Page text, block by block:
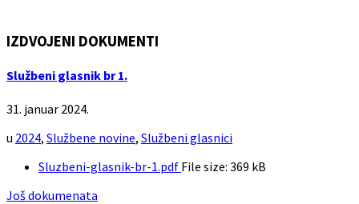
IZDVOJENI DOKUMENTI
Službeni glasnik br 1.
31. januar 2024.
u 2024, Službene novine, Službeni glasnici
Sluzbeni-glasnik-br-1.pdf File size: 369 kB
Još dokumenata